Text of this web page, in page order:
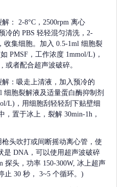
：
2-8°C，2500rpm 离心
冷的 PBS 轻轻混匀清洗，2-
收集细胞。加入 0.5-1ml 细胞裂
PMSF，工作浓度 1mmol/L)，
或者配合超声波破碎。
：吸走上清液，加入预冷的
细胞裂解液及适量蛋白酶抑制剂
L)，用细胞刮轻轻刮下贴壁细
，置于冰上，裂解 30min-1h，
头吹打或间断摇动离心管，使
是 DNA，可以使用超声波破碎
探头，功率 150-300W, 冰上超声
止 30 秒， 3~5 个循环。)